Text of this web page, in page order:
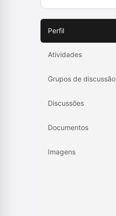
Perfil
Atividades
Grupos de discussão
Discussões
Documentos
Imagens